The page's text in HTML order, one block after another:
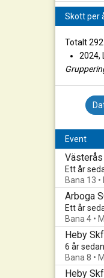
Skott per
Totalt
2024,
Event
Västerås
Ett år
Bana 13
Arboga
Ett år
Bana 4 •
Heby
6 år sedan
Bana 8 •
Heby